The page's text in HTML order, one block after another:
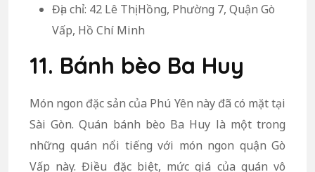
Địa chỉ: 42 Lê Thị Hồng, Phường 7, Quận Gò
Vấp, Hồ Chí Minh
11. Bánh bèo Ba Huy
Món ngon đặc sản của Phú Yên này đã có mặt tại
Sài Gòn. Quán bánh bèo Ba Huy là một trong
những quán nổi tiếng với món ngon quận Gò
Vấp này. Điều đặc biệt, mức giá của quán vô